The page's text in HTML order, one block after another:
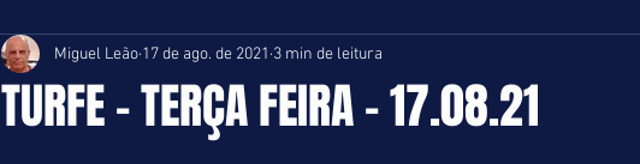
TURFE - TERÇA FEIRA - 17.08.21
Miguel Leão 17 de ago. de 2021 3 min de leitura